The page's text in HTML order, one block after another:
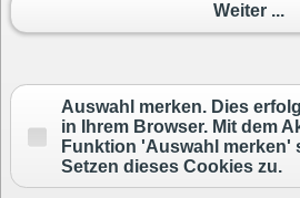
Weiter ...
Auswahl merken. Dies
in Ihrem Browser. Mit dem
Funktion 'Auswahl merken'
Setzen dieses Cookies zu.